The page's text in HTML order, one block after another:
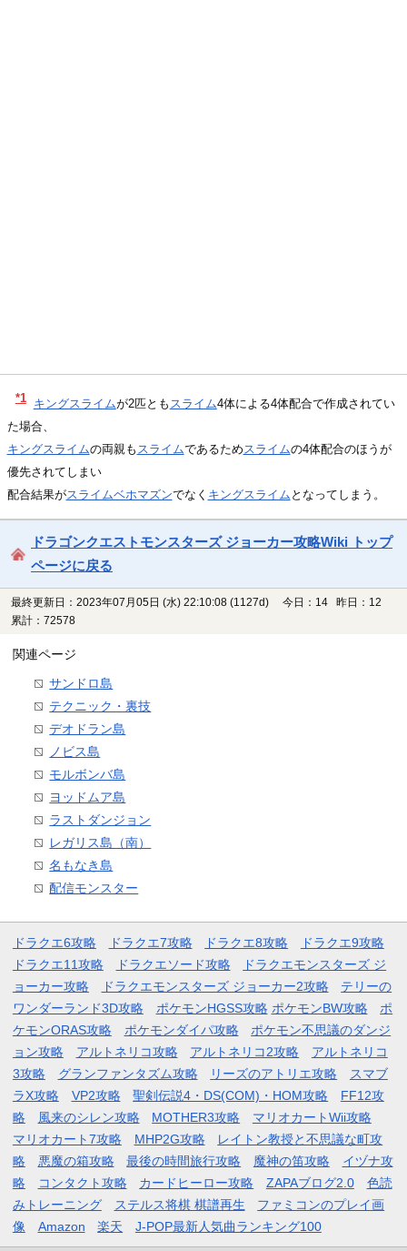
*1 キングスライムが2匹とも スライム4体による4体配合で作成されてい
た場合、
キングスライムの両親も スライムであるためスライムの4体配合のほうが
優先されてしまい
配合結果がスライムベホマズンでなく キングスライム となってしまう。
ドラゴンクエストモンスターズ ジョーカー攻略Wiki トップ
ページに戻る
最終更新日：2023年07月05日 (水) 22:10:08 (1127d)
今日：14 昨日：12
累計：72578
関連ページ
サンドロ島
テクニック・裏技
デオドラン島
ノビス島
モルボンバ島
ヨッドムア島
ラストダンジョン
レガリス島（南）
名もなき島
配信モンスター
ドラクエ6攻略 ドラクエ7攻略 ドラクエ8攻略
ドラクエ9攻略
ドラクエ11攻略
ドラクエソード攻略
ドラクエモンスターズ ジ
ョーカー攻略
ドラクエモンスターズ ジョーカー2攻略
テリーの
ワンダーランド3D攻略
ポケモンHGSS攻略 ポケモンBW攻略
ポ
ケモンORAS攻略
ポケモンダイパ攻略
ポケモン不思議のダンジ
ョン攻略
アルトネリコ攻略 アルトネリコ2攻略
アルトネリコ
3攻略
グランファンタズム攻略 リーズのアトリエ攻略
スマブ
ラX攻略
VP2攻略 聖剣伝説4・DS(COM)・HOM攻略
FF12攻
略
風来のシレン攻略 MOTHER3攻略
マリオカートWii攻略
マリオカート7攻略
MHP2G攻略
レイトン教授と不思議な町攻
略
悪魔の箱攻略 最後の時間旅行攻略 魔神の笛攻略
イヅナ攻
略
コンタクト攻略 カードヒーロー攻略 ZAPAブログ2.0
色読
みトレーニング
ステルス将棋 棋譜再生
ファミコンのプレイ画
像
Amazon 楽天 J-POP最新人気曲ランキング100